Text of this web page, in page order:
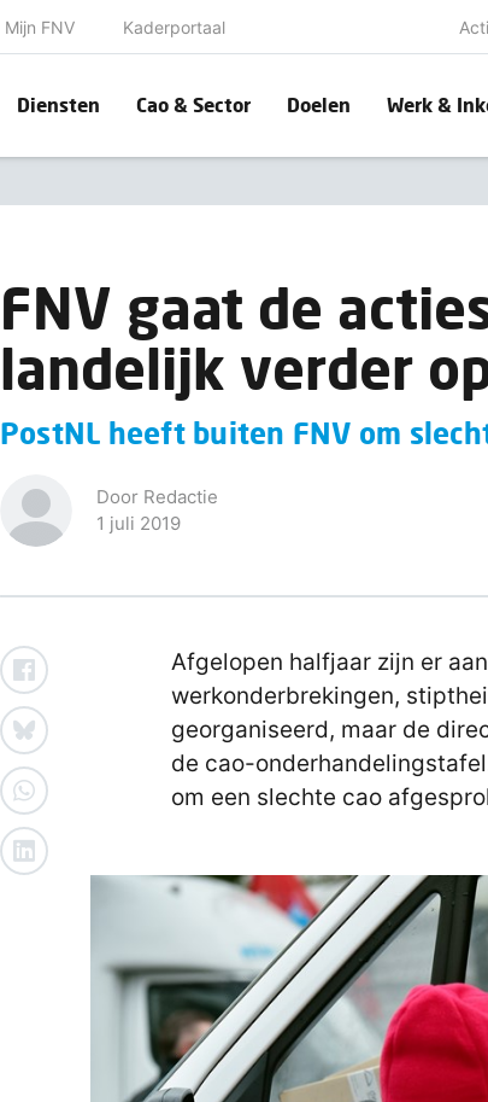
Mijn FNV Kaderportaal
Diensten Cao & Sector Doelen Werk &
FNV gaat de
landelijk verder
PostNL heeft buiten FNV om
Door Redactie
1 juli 2019
Afgelopen halfjaar zijn er
werkonderbrekingen,
georganiseerd, maar de
de cao-
om een slechte cao